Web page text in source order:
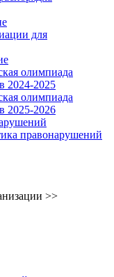
для
олимпиада
2024-2025
олимпиада
2025-2026
правонарушений
>>